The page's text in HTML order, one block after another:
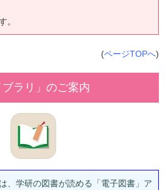
。
(ページTOPへ)
ブラリ」のご案内
、学研の図書が読める「電子図書」ア